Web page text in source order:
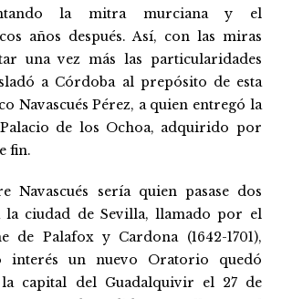
la mitra murciana y el
años después. Así, con las miras
una vez más las particularidades
a Córdoba al prepósito de esta
Navascués Pérez, a quien entregó la
de los Ochoa, adquirido por
fin.
Navascués sería quien pasase dos
la ciudad de Sevilla, llamado por el
de Palafox y Cardona (1642-1701),
interés un nuevo Oratorio quedó
la capital del Guadalquivir el 27 de